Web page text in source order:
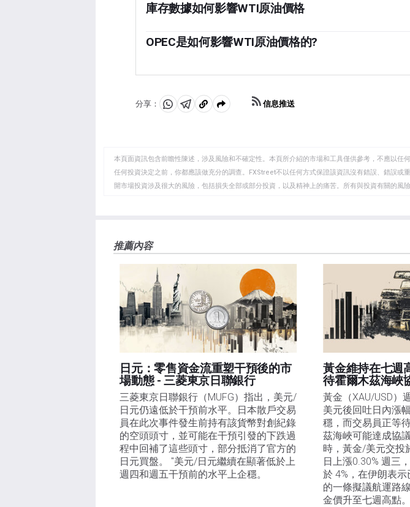
需求增長的驅動力，反之亦然，導致全球增長疲軟。政治不
元疲軟可以使石油更便宜，反之亦然。
庫存數據如何影響WTI原油價格
格。庫存的變化反映了供需的波動。如果數據顯示庫存下降
差在1%以內。環境影響評估的數據被認為更可靠，因為它是
OPEC是如何影響WTI原油價格的?
定成員國的生產配額。他們的決定經常影響WTI原油價格。
「OPEC+」指的是一個擴大後的組織，新增了10個非OPEC成
是俄羅斯。
分享：
分
WhatsApp
分
Telegram
複
剪
貼
板
信息推送
本頁面資訊包含前瞻性陳述，涉及風險和不確定性。本頁所介紹的市場和工具僅供參考，不應以任
任何投資決定之前，你都應該做充分的調查。FXStreet不以任何方式保證該資訊沒有錯誤、錯誤或
開市場投資涉及很大的風險，包括損失全部或部分投資，以及精神上的痛苦。所有與投資有關的風
FXStreet和作者不提供個性化的建議。作者對該資訊的準確性、完整性或適用性不作任何陳述。
失，傷害或損害由此資訊及其顯示或使用引起的。錯誤和遺漏除外。本文作者和FXStreet並非註冊
推薦內容
日元：零售資金流重塑干預後的市
場動態 - 三菱東京日聯銀行
三菱東京日聯銀行（MUFG）指出，美元/
日元仍遠低於干預前水平。日本散戶交易
員在此次事件發生前持有該貨幣對創紀錄
的空頭頭寸，並可能在干預引發的下跌過
程中回補了這些頭寸，部分抵消了官方的
日元買盤。 "美元/日元繼續在顯著低於上
週四和週五干預前的水平上企穩。
黃金維持在七週
待霍爾木茲海峽
黃金（XAU/USD）
美元後回吐日內漲
穩，而交易員正等
茲海峽可能達成協
時，黃金/美元交投
日上漲0.30% 週三
於 4%，在伊朗表
的一條擬議航運路
金價升至七週高點。